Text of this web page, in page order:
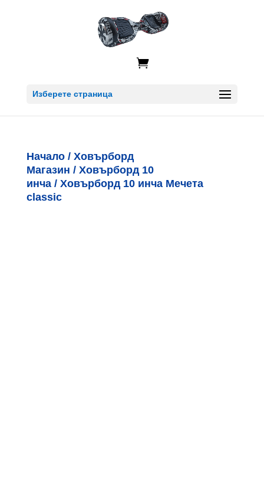

Изберете страница
Начало/ Ховърборд
Магазин / Ховърборд 10
инча/ Ховърборд 10 инча Мечета
classic